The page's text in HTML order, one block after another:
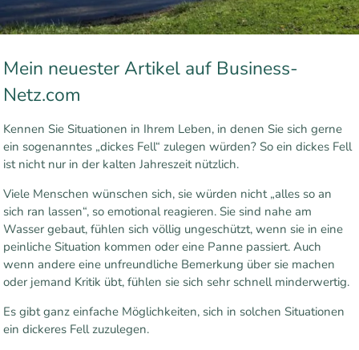
Mein neuester Artikel auf Business-
Netz.com
Kennen Sie Situationen in Ihrem Leben, in denen Sie sich gerne
ein sogenanntes „dickes Fell“ zulegen würden? So ein dickes Fell
ist nicht nur in der kalten Jahreszeit nützlich.
Viele Menschen wünschen sich, sie würden nicht „alles so an
sich ran lassen“, so emotional reagieren. Sie sind nahe am
Wasser gebaut, fühlen sich völlig ungeschützt, wenn sie in eine
peinliche Situation kommen oder eine Panne passiert. Auch
wenn andere eine unfreundliche Bemerkung über sie machen
oder jemand Kritik übt, fühlen sie sich sehr schnell minderwertig.
Es gibt ganz einfache Möglichkeiten, sich in solchen Situationen
ein dickeres Fell zuzulegen.